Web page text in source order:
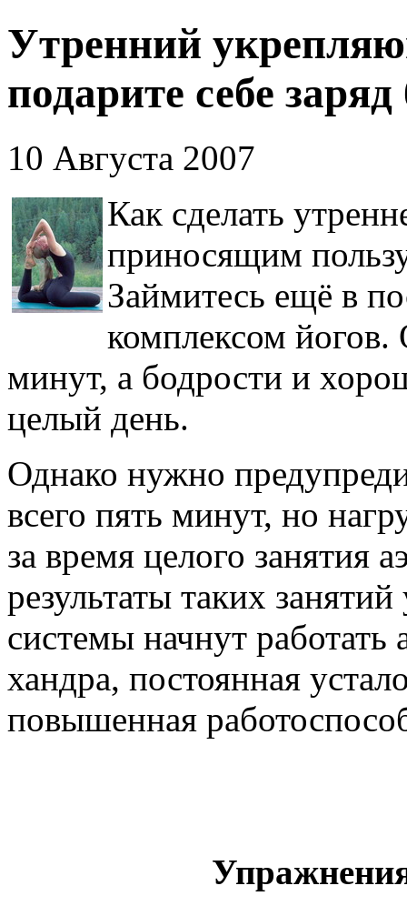
Утренний
подарите себе
10 Августа 2007
Как сделать
приносящим
Займитесь ещё в
комплексом йогов.
минут, а бодрости и
целый день.
Однако нужно
всего пять минут, но
за время целого занятия
результаты таких
системы начнут
хандра, постоянная
повышенная